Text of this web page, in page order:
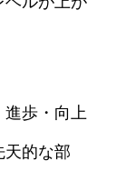
進歩・向上
天的な部